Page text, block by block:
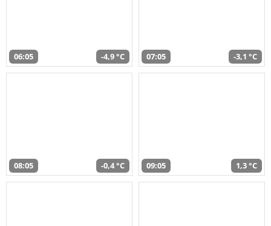
06:05 -4,9 °C 07:05 -3,1 °C
08:05 -0,4 °C 09:05 1,3 °C